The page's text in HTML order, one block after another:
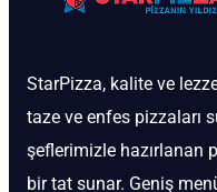
StarPizza, kalite ve
taze ve enfes pizzaları
şeflerimizle hazırlanan
bir tat sunar. Geniş